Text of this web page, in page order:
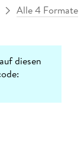
Alle 4 Formate
auf diesen